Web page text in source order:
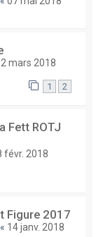
mars 2018
1 2
Fett ROTJ
févr. 2018
Figure 2017
« 14 janv. 2018